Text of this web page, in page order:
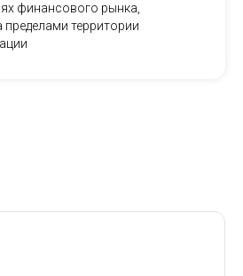
финансового рынка,
территории